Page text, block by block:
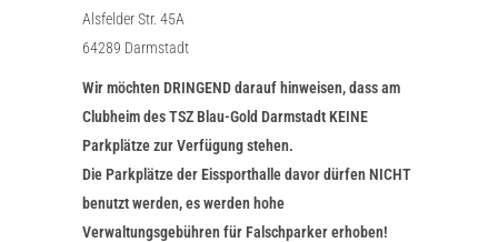
Alsfelder Str. 45A
64289 Darmstadt
Wir möchten DRINGEND darauf hinweisen, dass am
Clubheim des TSZ Blau-Gold Darmstadt KEINE
Parkplätze zur Verfügung stehen.
Die Parkplätze der Eissporthalle davor dürfen NICHT
benutzt werden, es werden hohe
Verwaltungsgebühren für Falschparker erhoben!